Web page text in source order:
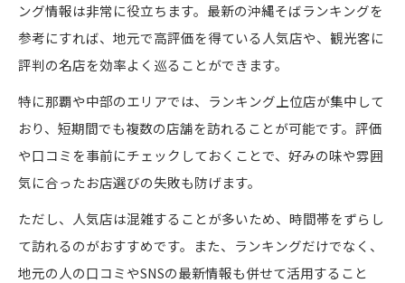
ング情報は非常に役立ちます。最新の沖縄そばランキングを
参考にすれば、地元で高評価を得ている人気店や、観光客に
評判の名店を効率よく巡ることができます。
特に那覇や中部のエリアでは、ランキング上位店が集中して
おり、短期間でも複数の店舗を訪れることが可能です。評価
や口コミを事前にチェックしておくことで、好みの味や雰囲
気に合ったお店選びの失敗も防げます。
ただし、人気店は混雑することが多いため、時間帯をずらし
て訪れるのがおすすめです。また、ランキングだけでなく、
地元の人の口コミやSNSの最新情報も併せて活用すること